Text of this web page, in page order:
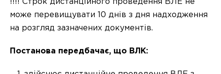
!!!! Строк дистанційного проведення ВЛЕ не
може перевищувати 10 днів з дня надходження
на розгляд зазначених документів.
Постанова передбачає, що ВЛК: